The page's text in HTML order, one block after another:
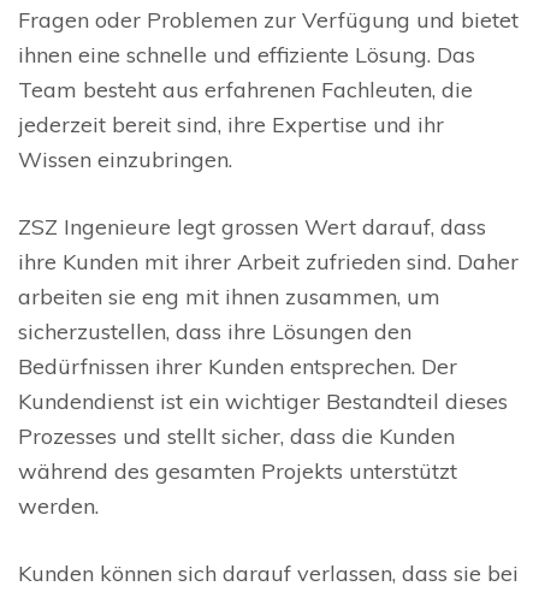
Fragen oder Problemen zur Verfügung und bietet
ihnen eine schnelle und effiziente Lösung. Das
Team besteht aus erfahrenen Fachleuten, die
jederzeit bereit sind, ihre Expertise und ihr
Wissen einzubringen.
ZSZ Ingenieure legt grossen Wert darauf, dass
ihre Kunden mit ihrer Arbeit zufrieden sind. Daher
arbeiten sie eng mit ihnen zusammen, um
sicherzustellen, dass ihre Lösungen den
Bedürfnissen ihrer Kunden entsprechen. Der
Kundendienst ist ein wichtiger Bestandteil dieses
Prozesses und stellt sicher, dass die Kunden
während des gesamten Projekts unterstützt
werden.
Kunden können sich darauf verlassen, dass sie bei